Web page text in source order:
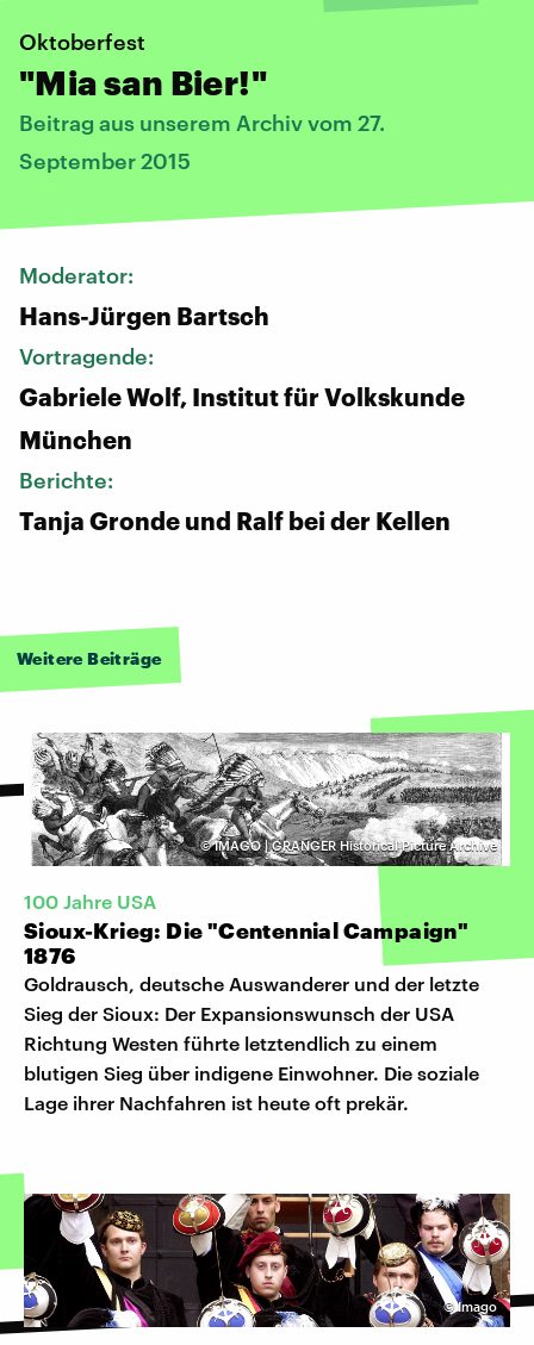
Oktoberfest
"Mia san Bier!"
Beitrag aus unserem Archiv vom 27.
September 2015
Moderator:
Hans-Jürgen Bartsch
Vortragende:
Gabriele Wolf, Institut für Volkskunde
München
Berichte:
Tanja Gronde und Ralf bei der Kellen
Weitere Beiträge
©IMAGO | GRANGER Historical Picture Archive
100 Jahre USA
Sioux-Krieg: Die "Centennial Campaign"
1876
Goldrausch, deutsche Auswanderer und der letzte
Sieg der Sioux: Der Expansionswunsch der USA
Richtung Westen führte letztendlich zu einem
blutigen Sieg über indigene Einwohner. Die soziale
Lage ihrer Nachfahren ist heute oft prekär.
©Imago